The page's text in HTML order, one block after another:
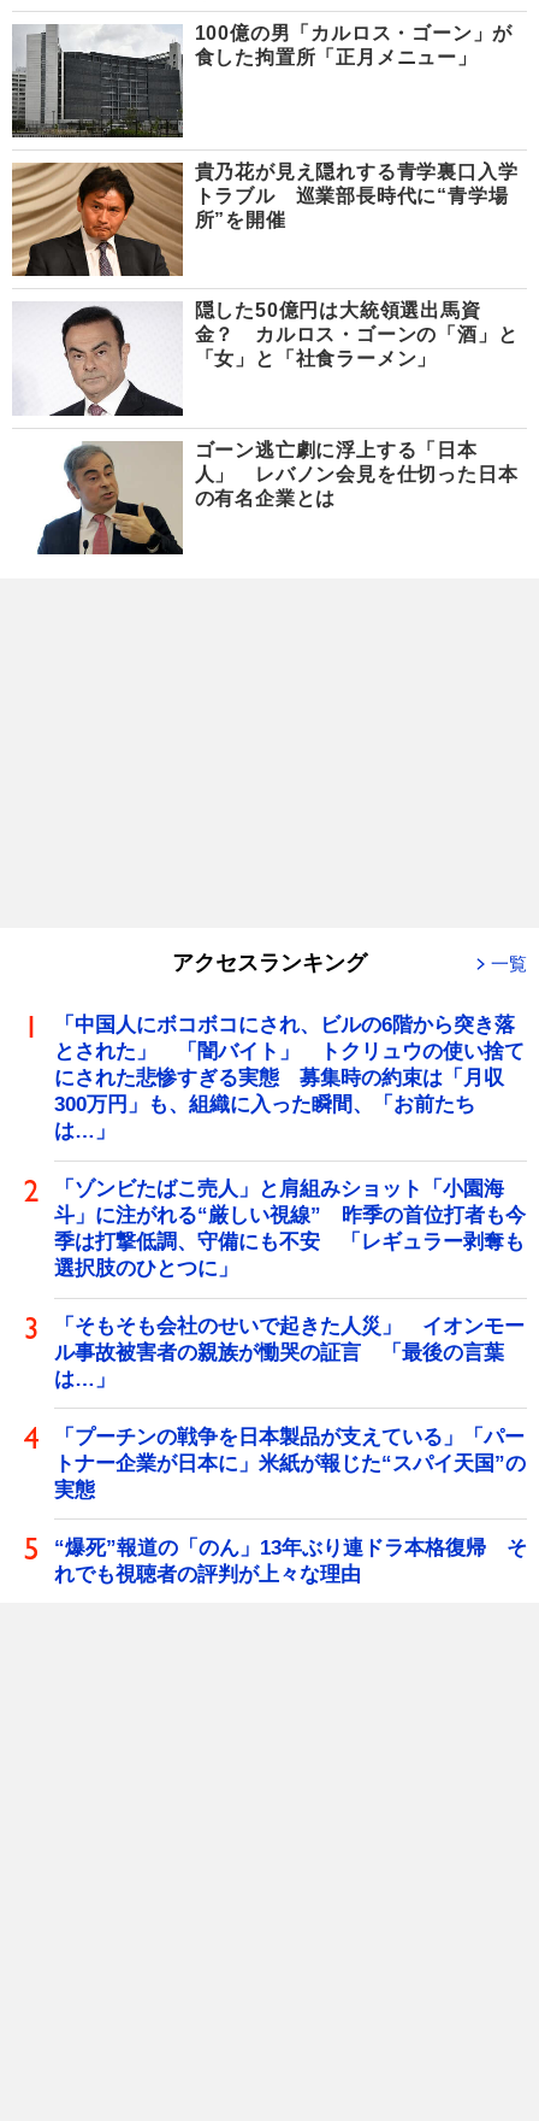
100億の男「カルロス・ゴーン」が
食した拘置所「正月メニュー」
貴乃花が見え隠れする青学裏口入学
トラブル 巡業部長時代に“青学場
所”を開催
隠した50億円は大統領選出馬資
金？ カルロス・ゴーンの「酒」と
「女」と「社食ラーメン」
ゴーン逃亡劇に浮上する「日本
人」 レバノン会見を仕切った日本
の有名企業とは
アクセスランキング 一覧
「中国人にボコボコにされ、ビルの6階から突き落
とされた」 「闇バイト」 トクリュウの使い捨て
にされた悲惨すぎる実態 募集時の約束は「月収
300万円」も、組織に入った瞬間、「お前たち
は…」
「ゾンビたばこ売人」と肩組みショット「小園海
斗」に注がれる“厳しい視線” 昨季の首位打者も今
季は打撃低調、守備にも不安 「レギュラー剥奪も
選択肢のひとつに」
「そもそも会社のせいで起きた人災」 イオンモー
ル事故被害者の親族が慟哭の証言 「最後の言葉
は…」
「プーチンの戦争を日本製品が支えている」「パー
トナー企業が日本に」米紙が報じた“スパイ天国”の
実態
“爆死”報道の「のん」13年ぶり連ドラ本格復帰 そ
れでも視聴者の評判が上々な理由